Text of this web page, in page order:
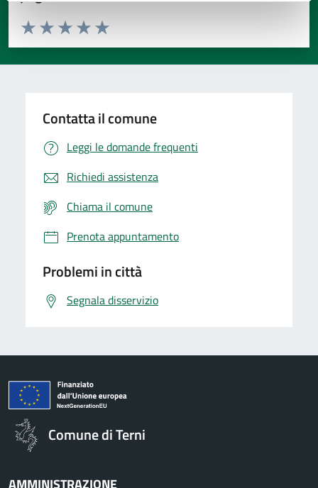
Valuta da 1 a 5 stelle la pagina
Valuta 5 stelle su 5
Valuta 4 stelle su 5
Valuta 3 stelle su 5
Valuta 2 stelle su 5
Valuta 1 stelle su 5
Contatta il comune
Leggi le domande frequenti
Richiedi assistenza
Chiama il comune
Prenota appuntamento
Problemi in città
Segnala disservizio
Comune di Terni
AMMINISTRAZIONE